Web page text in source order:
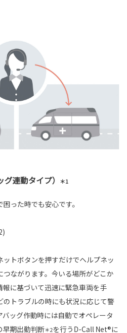
連動タイプ） ＊1
った時でも安心です。
トボタンを押すだけでヘルプネッ
つながります。今いる場所がどこか
に基づいて迅速に緊急車両を手
トラブルの時にも状況に応じて警
ッグ作動時には自動でオペレータ
早期出動判断＊2を行うD-Call Net®に